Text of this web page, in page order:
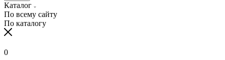
Каталог
По всему сайту
По каталогу
0